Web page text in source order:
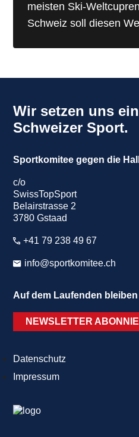
meisten Ski-
Schweiz soll diesen
Wir setzen uns
Schweizer Sport.
Sportkomitee gegen die
c/o
SwissTopSport
Belairstrasse 2
3780 Gstaad
+41 79 238 49 67
info@sportkomitee.ch
Auf dem Laufenden bleiben
NEWSLETTER
Datenschutz
Impressum